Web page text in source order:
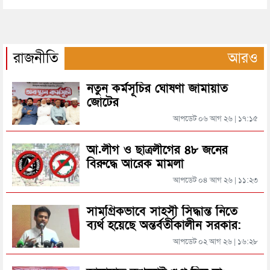
রাজনীতি আরও
নতুন কর্মসূচির ঘোষণা জামায়াত
জোটের
আপডেট ০৬ আগ ২৬ | ১৭:১৫
আ.লীগ ও ছাত্রলীগের ৪৮ জনের
বিরুদ্ধে আরেক মামলা
আপডেট ০৪ আগ ২৬ | ১১:২৩
সামগ্রিকভাবে সাহসী সিদ্ধান্ত নিতে
ব্যর্থ হয়েছে অন্তর্বর্তীকালীন সরকার:
আপডেট ০২ আগ ২৬ | ১৬:২৮